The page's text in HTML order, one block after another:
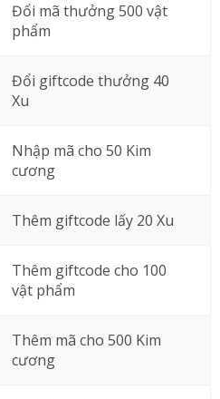
Đổi mã thưởng 500 vật
phẩm
Đổi giftcode thưởng 40
Xu
Nhập mã cho 50 Kim
cương
Thêm giftcode lấy 20 Xu
Thêm giftcode cho 100
vật phẩm
Thêm mã cho 500 Kim
cương